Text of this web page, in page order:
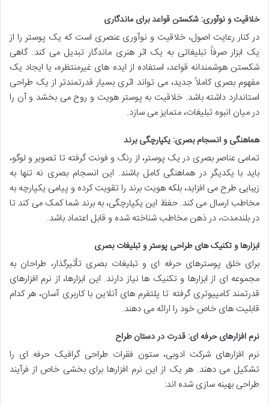
خلاقیت و نوآوری: شکستن قواعد برای ماندگاری
در کنار رعایت اصول، خلاقیت و نوآوری عنصری است که یک پوستر را از
یک ابزار صرفاً تبلیغاتی به یک اثر هنری ماندگار تبدیل می کند. گاهی
شکستن هوشمندانه قواعد، استفاده از ایده های غیرمنتظره، یا ایجاد یک
مفهوم بصری کاملاً جدید، می تواند اثری بسیار قدرتمندتر از یک طراحی
استاندارد داشته باشد. خلاقیت به پوستر هویت و روح می بخشد و آن را
در میان انبوه تبلیغات، متمایز می سازد.
هماهنگی و انسجام بصری: یکپارچگی برند
تمامی عناصر بصری در یک پوستر، از رنگ و فونت گرفته تا تصویر و لوگو،
باید با یکدیگر در هماهنگی کامل باشند. این انسجام بصری نه تنها به
زیبایی طرح می افزاید، بلکه هویت برند را تقویت کرده و پیامی یکپارچه به
مخاطب ارسال می کند. حفظ این یکپارچگی، به برند شما کمک می کند تا
در بلندمدت، در ذهن مخاطب شناخته شده و قابل اعتماد باشد.
ابزارها و تکنیک های طراحی پوستر و تبلیغات بصری
برای خلق پوسترهای حرفه ای و تبلیغات بصری تأثیرگذار، طراحان به
مجموعه ای از ابزارها و تکنیک ها نیاز دارند. این ابزارها، از نرم افزارهای
قدرتمند کامپیوتری گرفته تا پلتفرم های آنلاین با کاربری آسان، هر کدام
قابلیت های خاص خود را ارائه می دهند.
نرم افزارهای حرفه ای: قدرت در دستان طراح
نرم افزارهای شرکت ادوبی، ستون فقرات طراحی گرافیک حرفه ای را
تشکیل می دهند. هر یک از این نرم افزارها برای بخشی خاص از فرآیند
طراحی بهینه سازی شده اند: